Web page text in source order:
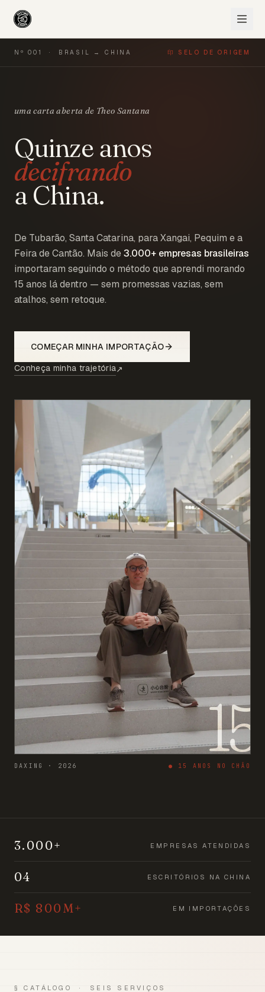
Nº 001 · BRASIL → CHINA 印 SELO DE ORIGEM
uma carta aberta de Theo Santana
Quinze anos
decifrando
a China.
De Tubarão, Santa Catarina, para Xangai, Pequim e a
Feira de Cantão. Mais de3.000+ empresas brasileiras
importaram seguindo o método que aprendi morando
15 anos lá dentro — sem promessas vazias, sem
atalhos, sem retoque.
COMEÇAR MINHA IMPORTAÇÃO
Conheça minha trajetória↗
15
DAXING · 2026 ● 15 ANOS NO CHÃO
3.000+ EMPRESAS ATENDIDAS
04 ESCRITÓRIOS NA CHINA
R$ 800M+ EM IMPORTAÇÕES
§ CATÁLOGO · SEIS SERVIÇOS